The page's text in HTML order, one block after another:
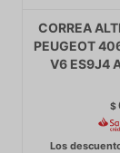
CORREA
PEUGEOT
V6 ES9J4
$